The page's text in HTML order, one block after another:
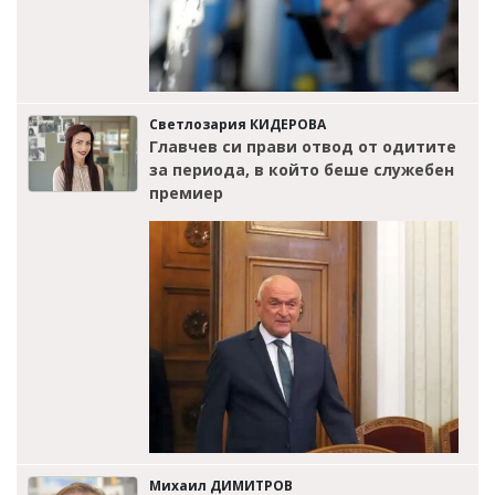
Светлозария КИДЕРОВА
Главчев си прави отвод от одитите
за периода, в който беше служебен
премиер
Михаил ДИМИТРОВ